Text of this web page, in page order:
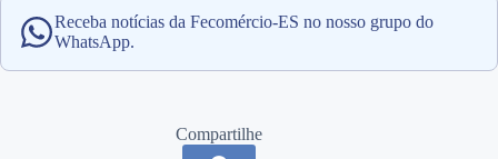
Receba notícias da Fecomércio-ES no nosso grupo do
WhatsApp.
Compartilhe